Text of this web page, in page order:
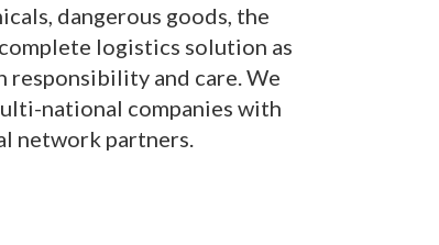
dangerous goods, the
logistics solution as
and care. We
national companies with
network partners.